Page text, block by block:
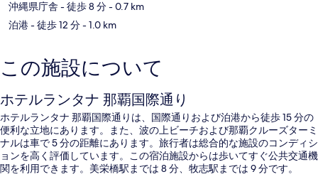
沖縄県庁舎 - 徒歩 8 分- 0.7 km
泊港- 徒歩 12 分- 1.0 km
この施設について
ホテルランタナ 那覇国際通り
ホテルランタナ 那覇国際通りは、国際通りおよび泊港から徒歩 15 分の
便利な立地にあります。また、波の上ビーチおよび那覇クルーズターミ
ナルは車で 5 分の距離にあります。旅行者は総合的な施設のコンディシ
ョンを高く評価しています。この宿泊施設からは歩いてすぐ公共交通機
関を利用できます。美栄橋駅までは 8 分、牧志駅までは 9 分です。